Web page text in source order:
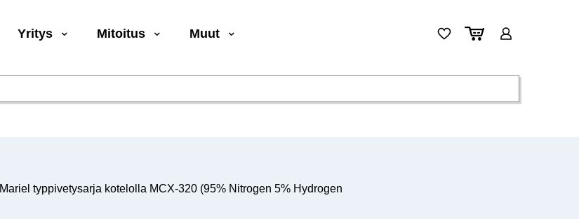
Yritys Mitoitus Muut
Mariel typpivetysarja kotelolla MCX-320 (95% Nitrogen 5% Hydrogen